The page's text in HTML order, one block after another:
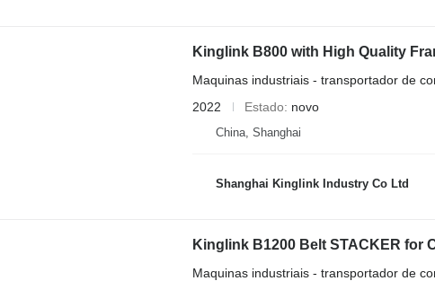
Kinglink B800 with High Quality
Maquinas industriais - transportador de
2022
Estado novo
China, Shanghai
Shanghai Kinglink Industry Co Ltd
Kinglink B1200 Belt STACKER for
Maquinas industriais - transportador de